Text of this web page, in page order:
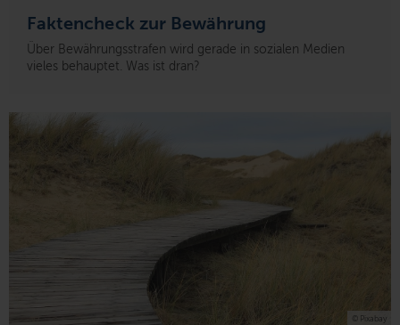
Faktencheck zur Bewährung
Über Bewährungsstrafen wird gerade in sozialen Medien
vieles behauptet. Was ist dran?
© Pixabay